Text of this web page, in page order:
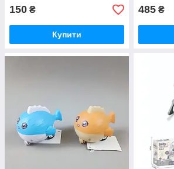
150 ₴
Купити
485 ₴